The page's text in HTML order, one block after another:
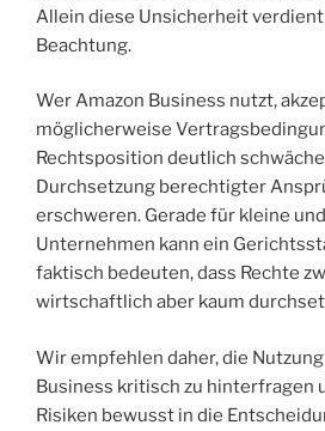
Allein diese Unsicherheit
Beachtung.
Wer Amazon Business nutzt,
möglicherweise
Rechtsposition deutlich
Durchsetzung berechtigter
erschweren. Gerade für kleine
Unternehmen kann ein
faktisch bedeuten, dass Rechte
wirtschaftlich aber kaum
Wir empfehlen daher, die
Business kritisch zu hinterfragen
Risiken bewusst in die